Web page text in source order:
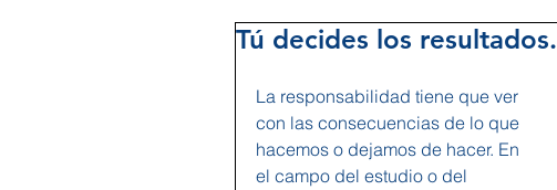
Tú decides los resultados.
La responsabilidad tiene que ver
con las consecuencias de lo que
hacemos o dejamos de hacer. En
el campo del estudio o del